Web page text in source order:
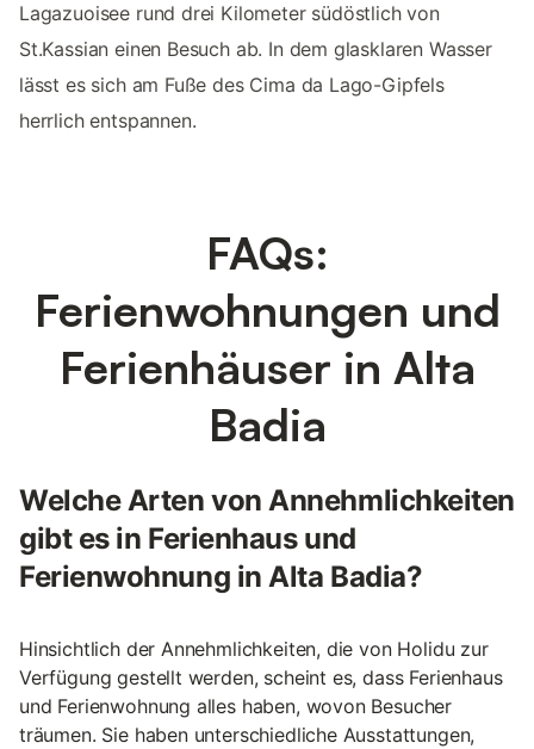
Lagazuoisee rund drei Kilometer südöstlich von
St.Kassian einen Besuch ab. In dem glasklaren Wasser
lässt es sich am Fuße des Cima da Lago-Gipfels
herrlich entspannen.
FAQs:
Ferienwohnungen und
Ferienhäuser in Alta
Badia
Welche Arten von Annehmlichkeiten
gibt es in Ferienhaus und
Ferienwohnung in Alta Badia?
Hinsichtlich der Annehmlichkeiten, die von Holidu zur
Verfügung gestellt werden, scheint es, dass Ferienhaus
und Ferienwohnung alles haben, wovon Besucher
träumen. Sie haben unterschiedliche Ausstattungen,